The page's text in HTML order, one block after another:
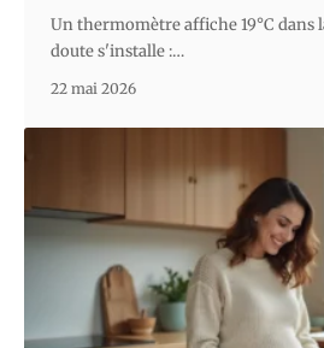
Un thermomètre affiche 19°C dans
doute s'installe :…
22 mai 2026